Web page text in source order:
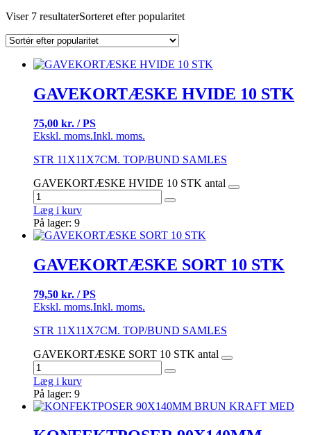
Viser 7 resultaterSorteret efter popularitet
GAVEKORTÆSKE HVIDE 10 STK
75,00 kr. / PS
Ekskl. moms.Inkl. moms.
STR 11X11X7CM. TOP/BUND SAMLES
GAVEKORTÆSKE HVIDE 10 STK antal
Læg i kurv
På lager: 9
GAVEKORTÆSKE SORT 10 STK
79,50 kr. / PS
Ekskl. moms.Inkl. moms.
STR 11X11X7CM. TOP/BUND SAMLES
GAVEKORTÆSKE SORT 10 STK antal
Læg i kurv
På lager: 9